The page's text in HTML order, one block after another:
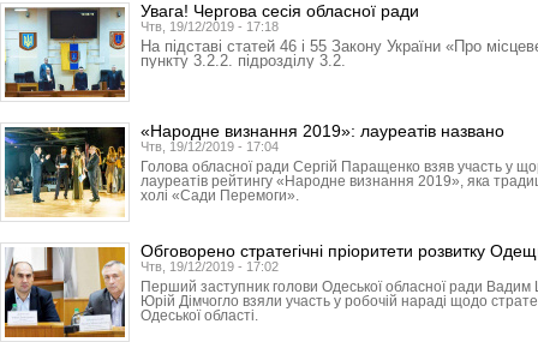
Увага! Чергова сесія обласної ради
Чтв, 19/12/2019 - 17:18
На підставі статей 46 і 55 Закону України «Про
пункту 3.2.2. підрозділу 3.2.
«Народне визнання 2019»: лауреатів названо
Чтв, 19/12/2019 - 17:04
Голова обласної ради Сергій Паращенко взяв участь у
лауреатів рейтингу «Народне визнання 2019», яка
холі «Сади Перемоги».
Обговорено стратегічні пріоритети розвитку
Чтв, 19/12/2019 - 17:02
Перший заступник голови Одеської обласної ради Вадим
Юрій Дімчогло взяли участь у робочій нараді щодо
Одеської області.